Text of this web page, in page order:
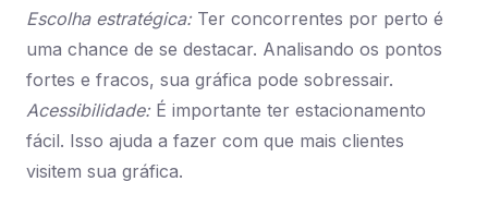
Escolha estratégica:Ter concorrentes por perto é
uma chance de se destacar. Analisando os pontos
fortes e fracos, sua gráfica pode sobressair.
Acessibilidade:É importante ter estacionamento
fácil. Isso ajuda a fazer com que mais clientes
visitem sua gráfica.